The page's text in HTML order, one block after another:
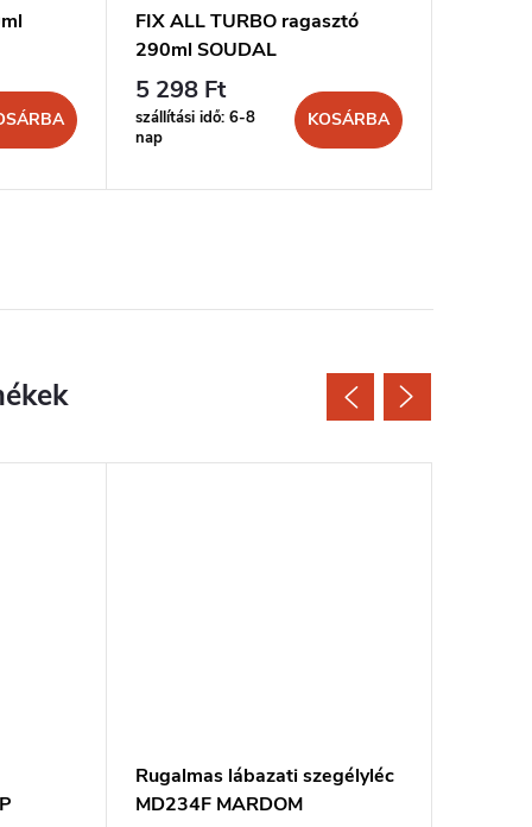
FIX ALL TURBO ragasztó
290ml SOUDAL
5 298 Ft
szállítási idő: 6-8
nap
KOSÁRBA
Rugalmas lábazati szegélyléc
MD234F MARDOM